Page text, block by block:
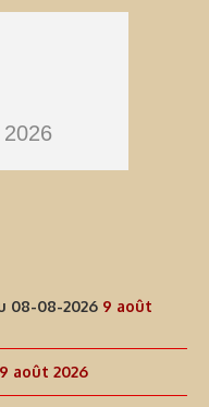
08-08-2026 9 août
9 août 2026